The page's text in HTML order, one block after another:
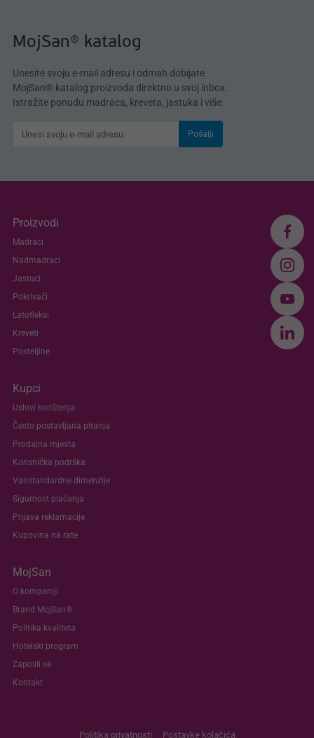
MojSan® katalog
Unesite svoju e-mail adresu i odmah dobijate
MojSan® katalog proizvoda direktno u svoj inbox.
Istražite ponudu madraca, kreveta, jastuka i više.
Pošalji
Proizvodi
Madraci
Nadmadraci
Jastuci
Pokrivači
Latofleksi
Kreveti
Posteljine
Kupci
Uslovi korištenja
Često postavljana pitanja
Prodajna mjesta
Korisnička podrška
Vanstandardne dimenzije
Sigurnost plaćanja
Prijava reklamacije
Kupovina na rate
MojSan
O kompaniji
Brand MojSan®
Politika kvaliteta
Hotelski program
Zaposli se
Kontakt
Politika privatnosti Postavke kolačića